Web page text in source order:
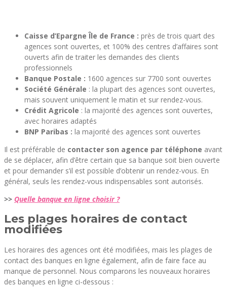
Caisse d’Epargne Île de France : près de trois quart des
agences sont ouvertes, et 100% des centres d’affaires sont
ouverts afin de traiter les demandes des clients
professionnels
Banque Postale : 1600 agences sur 7700 sont ouvertes
Société Générale : la plupart des agences sont ouvertes,
mais souvent uniquement le matin et sur rendez-vous.
Crédit Agricole : la majorité des agences sont ouvertes,
avec horaires adaptés
BNP Paribas : la majorité des agences sont ouvertes
Il est préférable de contacter son agence par téléphone avant
de se déplacer, afin d’être certain que sa banque soit bien ouverte
et pour demander s’il est possible d’obtenir un rendez-vous. En
général, seuls les rendez-vous indispensables sont autorisés.
>> Quelle banque en ligne choisir ?
Les plages horaires de contact
modifiées
Les horaires des agences ont été modifiées, mais les plages de
contact des banques en ligne également, afin de faire face au
manque de personnel. Nous comparons les nouveaux horaires
des banques en ligne ci-dessous :